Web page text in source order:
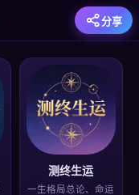
分享
测终生运
一生格局总论、命运